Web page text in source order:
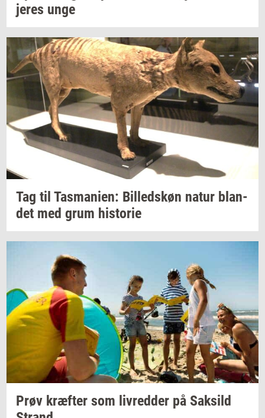
jeres unge
Tag til Tas­ma­ni­en: Bil­leds­køn natur blan­
det med grum hi­sto­rie
Prøv kræf­ter som liv­red­der på Sak­sild